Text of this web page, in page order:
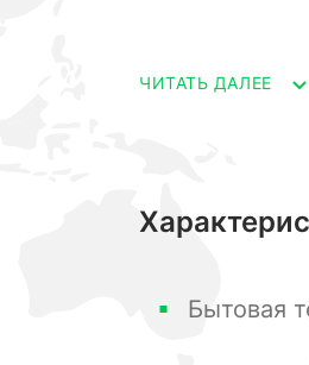
Ваши глаза
Продолжая
настоящее
ЧИТАТЬ ДАЛЕЕ
Бытовая